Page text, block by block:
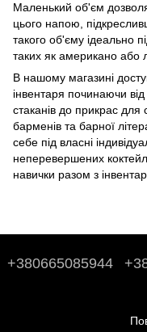
Маленький об'єм
цього напою,
такого об'єму ідеально
таких як американо або
В нашому магазині
інвентаря починаючи
стаканів до прикрас для
барменів та барної
себе під власні
неперевершених
навички разом з
+380665085944